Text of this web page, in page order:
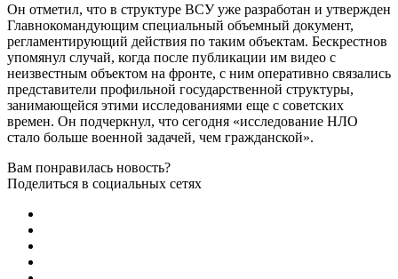
Он отметил, что в структуре ВСУ уже разработан и утвержден
Главнокомандующим специальный объемный документ,
регламентирующий действия по таким объектам. Бескрестнов
упомянул случай, когда после публикации им видео с
неизвестным объектом на фронте, с ним оперативно связались
представители профильной государственной структуры,
занимающейся этими исследованиями еще с советских
времен. Он подчеркнул, что сегодня «исследование НЛО
стало больше военной задачей, чем гражданской».
Вам понравилась новость?
Поделиться в социальных сетях